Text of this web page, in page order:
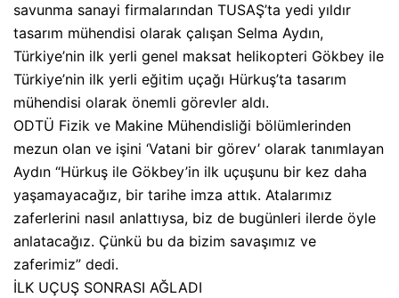
savunma sanayi firmalarından TUSAŞ’ta yedi yıldır
tasarım mühendisi olarak çalışan Selma Aydın,
Türkiye’nin ilk yerli genel maksat helikopteri Gökbey ile
Türkiye’nin ilk yerli eğitim uçağı Hürkuş’ta tasarım
mühendisi olarak önemli görevler aldı.
ODTÜ Fizik ve Makine Mühendisliği bölümlerinden
mezun olan ve işini ‘Vatani bir görev’ olarak tanımlayan
Aydın “Hürkuş ile Gökbey’in ilk uçuşunu bir kez daha
yaşamayacağız, bir tarihe imza attık. Atalarımız
zaferlerini nasıl anlattıysa, biz de bugünleri ilerde öyle
anlatacağız. Çünkü bu da bizim savaşımız ve
zaferimiz” dedi.
İLK UÇUŞ SONRASI AĞLADI